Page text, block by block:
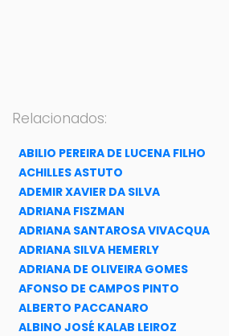
Relacionados:
ABILIO PEREIRA DE LUCENA FILHO
ACHILLES ASTUTO
ADEMIR XAVIER DA SILVA
ADRIANA FISZMAN
ADRIANA SANTAROSA VIVACQUA
ADRIANA SILVA HEMERLY
ADRIANA DE OLIVEIRA GOMES
AFONSO DE CAMPOS PINTO
ALBERTO PACCANARO
ALBINO JOSÉ KALAB LEIROZ